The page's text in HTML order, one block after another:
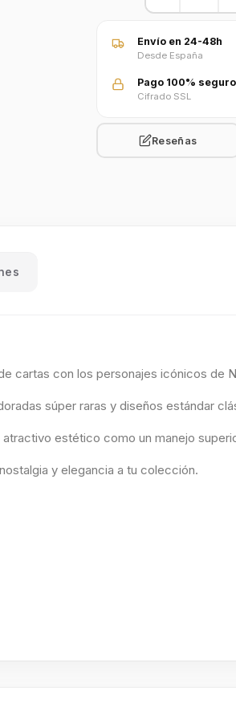
Envío en 24-48h
Desde España
Pago 100% seguro
Cifrado SSL
Reseñas
cartas con los personajes icónicos de
súper raras y diseños estándar
estético como un manejo
y elegancia a tu colección.